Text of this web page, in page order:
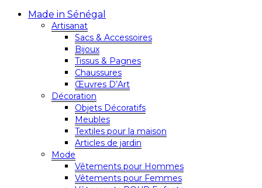
Made in Sénégal
Artisanat
Sacs & Accessoires
Bijoux
Tissus & Pagnes
Chaussures
Œuvres D’Art
Décoration
Objets Décoratifs
Meubles
Textiles pour la maison
Articles de jardin
Mode
Vêtements pour Hommes
Vêtements pour Femmes